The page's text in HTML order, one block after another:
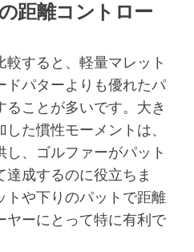
距離コントロー
すると、軽量マレット
ドパターよりも優れたパ
ことが多いです。大き
た慣性モーメントは、
、ゴルファーがパット
成するのに役立ちま
トや下りのパットで距離
ヤーにとって特に有利で